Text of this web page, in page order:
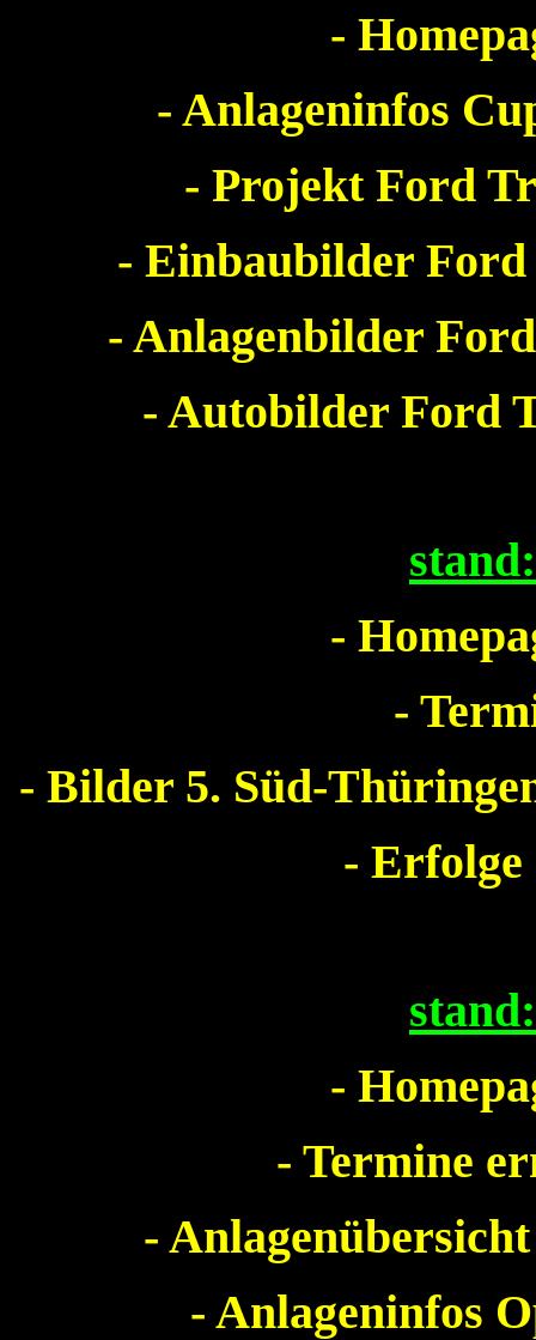
-
- Anlageninfos
- Projekt Ford
- Einbaubilder
- Anlagenbilder
- Autobilder Ford
-
-
- Bilder 5. Süd-
- Erfolge
-
- Termine
-
- Anlageninfos